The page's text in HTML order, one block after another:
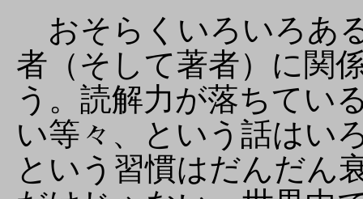
おそらくいろいろあ
者（そして著者）に関
う。読解力が落ちてい
い等々、という話はい
という習慣はだんだん